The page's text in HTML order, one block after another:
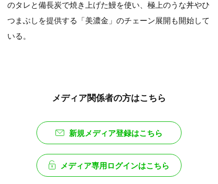
のタレと備長炭で焼き上げた鰻を使い、極上のうな丼やひ
つまぶしを提供する「美濃金」のチェーン展開も開始して
いる。
メディア関係者の方はこちら
新規メディア登録はこちら
メディア専用ログインはこちら